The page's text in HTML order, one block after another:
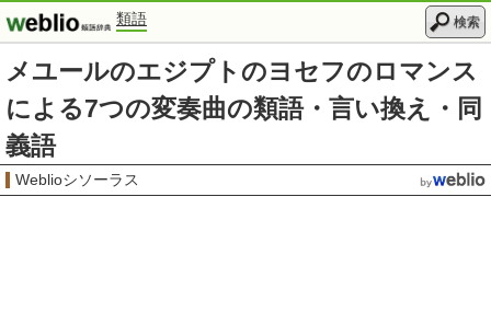
類語 検索
メユールのエジプトのヨセフのロマンス
による7つの変奏曲の類語・言い換え・同
義語
Weblioシソーラス